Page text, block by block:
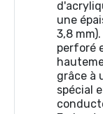
une
3,8
perforé
grâce à
spécial